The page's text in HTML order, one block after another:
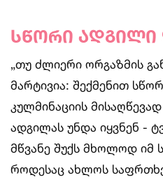
სწორი
„თუ ძლიერი ორგაზმის
მარტივია: შექმენით
კულმინაციის
ადგილას უნდა იყვნენ -
მწვანე შუქს მხოლოდ იმ
როდესაც ახლოს